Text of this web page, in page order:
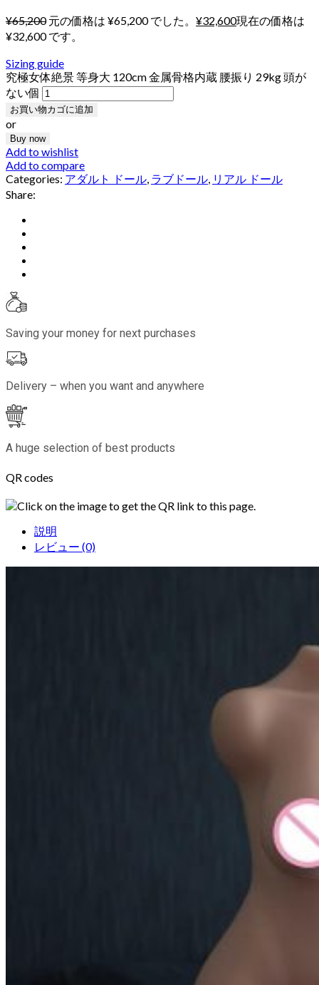
¥65,200 元の価格は ¥65,200 でした。 ¥32,600現在の価格は
¥32,600 です。
Sizing guide
究極女体絶景 等身大 120cm 金属骨格内蔵 腰振り 29kg 頭が
ない個
お買い物カゴに追加
or
Buy now
Add to wishlist
Add to compare
Categories: アダルト ドール, ラブドール, リアル ドール
Share:
Saving your money for next purchases
Delivery – when you want and anywhere
A huge selection of best products
QR codes
Click on the image to get the QR link to this page.
説明
レビュー (0)